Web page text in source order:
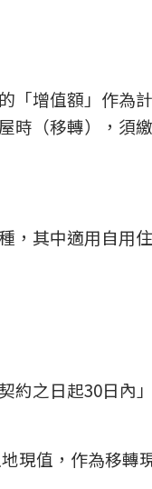
「增值額」作為
時（移轉），須
，其中適用自用
約之日起30日內
現值，作為移轉